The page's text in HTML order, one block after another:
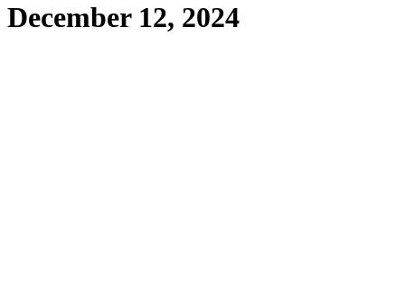
December 12, 2024